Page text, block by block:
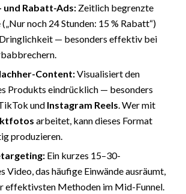
und Rabatt-Ads:Zeitlich begrenzte
noch 24 Stunden: 15 % Rabatt“)
— besonders effektiv bei
Content:Visualisiert den
Produkts eindrücklich — besonders
und Instagram Reels. Wer mit
arbeitet, kann dieses Format
produzieren.
Ein kurzes 15–30-
Video, das häufige Einwände ausräumt,
effektivsten Methoden im Mid-Funnel.